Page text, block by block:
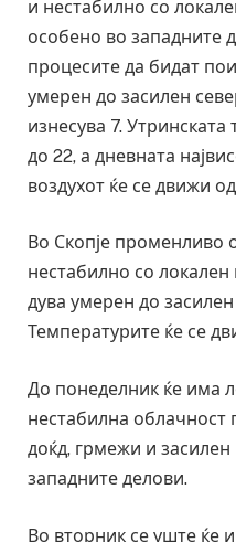
и нестабилно со
особено во западните
процесите да бидат
умерен до засилен
изнесува 7.
до 22, а дневната
воздухот ќе се движи
Во Скопје променливо
нестабилно со
дува умерен до
Температурите ќе се
До понеделник ќе има
нестабилна облачност
доќд, грмежи и
западните делови.
Во вторник се уште ќе